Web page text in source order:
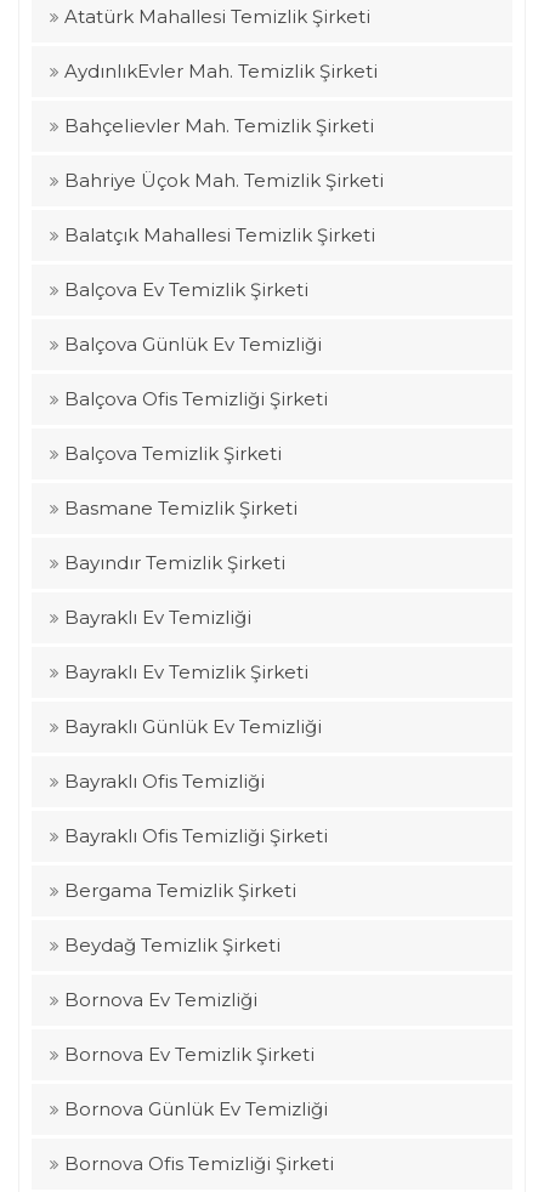
Atatürk Mahallesi Temizlik Şirketi
AydınlıkEvler Mah. Temizlik Şirketi
Bahçelievler Mah. Temizlik Şirketi
Bahriye Üçok Mah. Temizlik Şirketi
Balatçık Mahallesi Temizlik Şirketi
Balçova Ev Temizlik Şirketi
Balçova Günlük Ev Temizliği
Balçova Ofis Temizliği Şirketi
Balçova Temizlik Şirketi
Basmane Temizlik Şirketi
Bayındır Temizlik Şirketi
Bayraklı Ev Temizliği
Bayraklı Ev Temizlik Şirketi
Bayraklı Günlük Ev Temizliği
Bayraklı Ofis Temizliği
Bayraklı Ofis Temizliği Şirketi
Bergama Temizlik Şirketi
Beydağ Temizlik Şirketi
Bornova Ev Temizliği
Bornova Ev Temizlik Şirketi
Bornova Günlük Ev Temizliği
Bornova Ofis Temizliği Şirketi